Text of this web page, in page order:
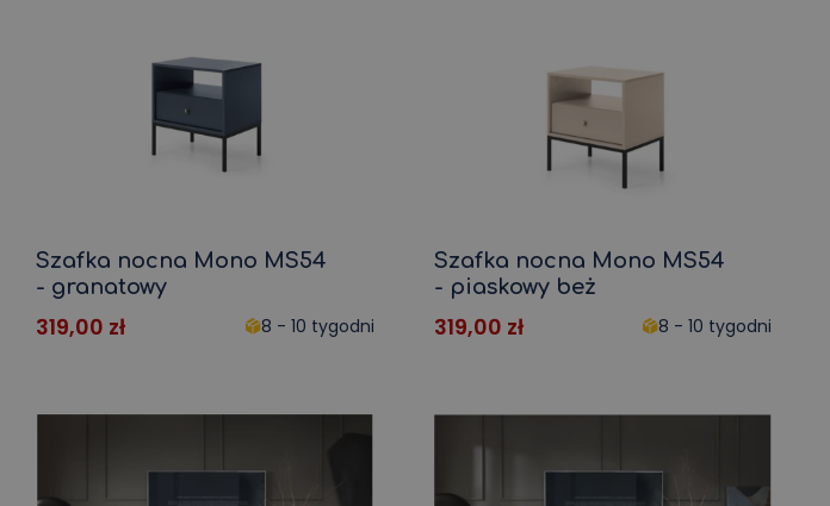
Sofy rozkłądane
Inne części i systemy
przechowywania
litego drewna
Stolik pod telewizor dąb
Wysoki stolik pod telewizor
Stolik nocny
Okrągły stół do jadalni
Składany stół do jadalni
Stół z litego drewna
Biurko dla dzieci
Krzesła do jadalni
Krzesło dziecięce
Krzesło biurowe
Szafka nocna Mono MS54
- granatowy
319,00 zł 8 - 10 tygodni
Szafka nocna Mono MS54
- piaskowy beż
319,00 zł 8 - 10 tygodni